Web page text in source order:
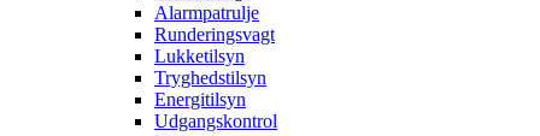
Alarmpatrulje
Runderingsvagt
Lukketilsyn
Tryghedstilsyn
Energitilsyn
Udgangskontrol